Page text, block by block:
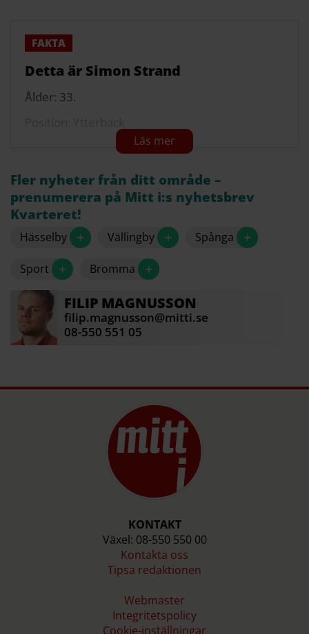
Detta är Simon Strand
Ålder: 33.
Klubb: Brommapojkarna
Tidigare klubbar: Hammarby, Elfsborg, Dalkurd,
Lyngby, Öster, Assyriska, Huddinge, Frej, Väsby
United.
Moderklubb: Stuvsta IF.
Fler nyheter från ditt område –
prenumerera på Mitt i:s nyhetsbrev
Kvarteret!
Hässelby + Vällingby + Spånga +
Sport + Bromma +
FILIP MAGNUSSON
filip.magnusson@mitti.se
08-550 551 05
KONTAKT
Växel: 08-550 550 00
Kontakta oss
Tipsa redaktionen
Webmaster
Integritetspolicy
Cookie-inställningar